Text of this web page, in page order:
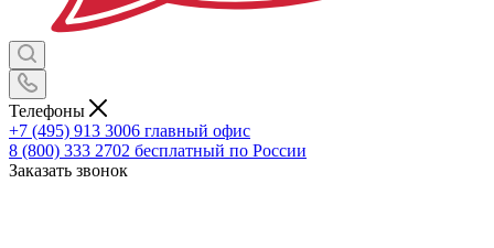
Телефоны
+7 (495) 913 3006 главный офис
8 (800) 333 2702 бесплатный по России
Заказать звонок